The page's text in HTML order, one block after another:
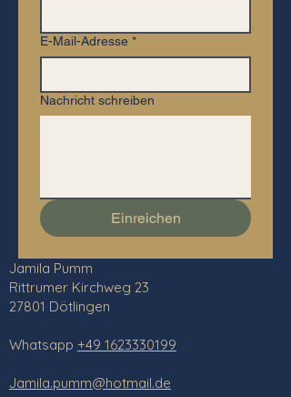
E-Mail-Adresse *
Nachricht schreiben
Einreichen
Jamila Pumm
Rittrumer Kirchweg 23
27801 Dötlingen
Whatsapp +49 1623330199
Jamila.pumm@hotmail.de